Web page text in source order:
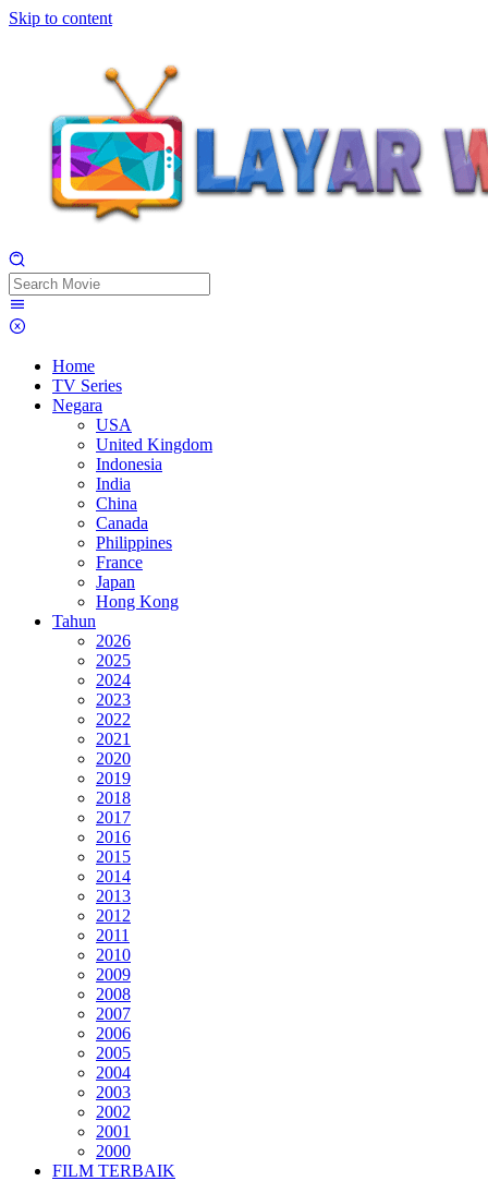
Skip to content
Home
TV Series
Negara
USA
United Kingdom
Indonesia
India
China
Canada
Philippines
France
Japan
Hong Kong
Tahun
2026
2025
2024
2023
2022
2021
2020
2019
2018
2017
2016
2015
2014
2013
2012
2011
2010
2009
2008
2007
2006
2005
2004
2003
2002
2001
2000
FILM TERBAIK